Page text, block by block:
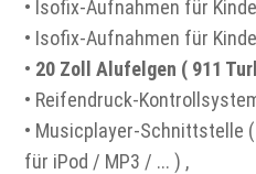
• Isofix-Aufnahmen für
• Isofix-Aufnahmen für
• 20 Zoll Alufelgen ( 911
• Reifendruck-
• Musicplayer-Schnittstelle
für iPod / MP3 / ... ) ,